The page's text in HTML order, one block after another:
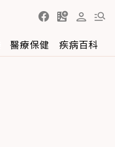
醫療保健 疾病百科